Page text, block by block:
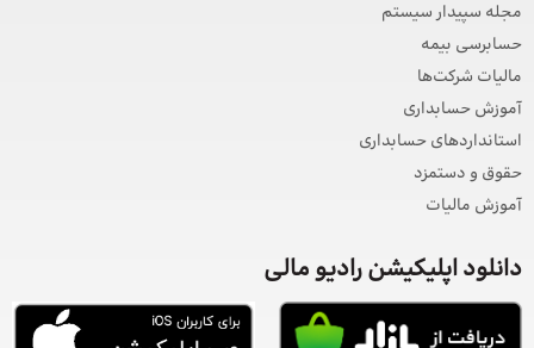
مجله سپیدار سیستم
حسابرسی بیمه
مالیات شرکت‌ها
آموزش حسابداری
استانداردهای حسابداری
حقوق و دستمزد
آموزش مالیات
دانلود اپلیکیشن رادیو مالی